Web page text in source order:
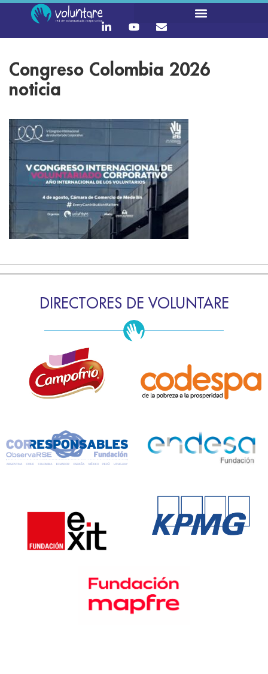
Congreso Colombia 2026
noticia
DIRECTORES DE VOLUNTARE